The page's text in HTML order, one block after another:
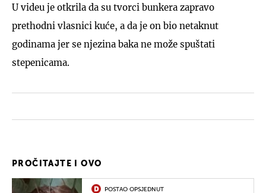
U videu je otkrila da su tvorci bunkera zapravo
prethodni vlasnici kuće, a da je on bio netaknut
godinama jer se njezina baka ne može spuštati
stepenicama.
PROČITAJTE I OVO
POSTAO OPSJEDNUT